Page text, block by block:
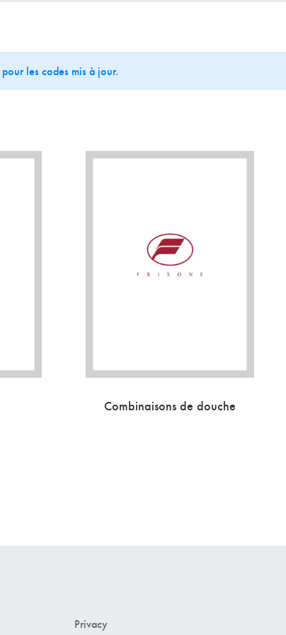
pour les codes mis à jour.
Combinaisons de douche
Privacy